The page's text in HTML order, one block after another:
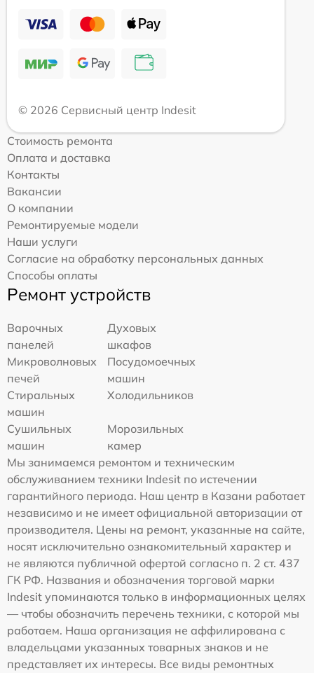
© 2026 Сервисный центр Indesit
Стоимость ремонта
Оплата и доставка
Контакты
Вакансии
О компании
Ремонтируемые модели
Наши услуги
Согласие на обработку персональных данных
Способы оплаты
Ремонт устройств
Варочных
панелей
Духовых
шкафов
Микроволновых
печей
Посудомоечных
машин
Стиральных
машин
Холодильников
Сушильных
машин
Морозильных
камер
Мы занимаемся ремонтом и техническим
обслуживанием техники Indesit по истечении
гарантийного периода. Наш центр в Казани работает
независимо и не имеет официальной авторизации от
производителя. Цены на ремонт, указанные на сайте,
носят исключительно ознакомительный характер и
не являются публичной офертой согласно п. 2 ст. 437
ГК РФ. Названия и обозначения торговой марки
Indesit упоминаются только в информационных целях
— чтобы обозначить перечень техники, с которой мы
работаем. Наша организация не аффилирована с
владельцами указанных товарных знаков и не
представляет их интересы. Все виды ремонтных